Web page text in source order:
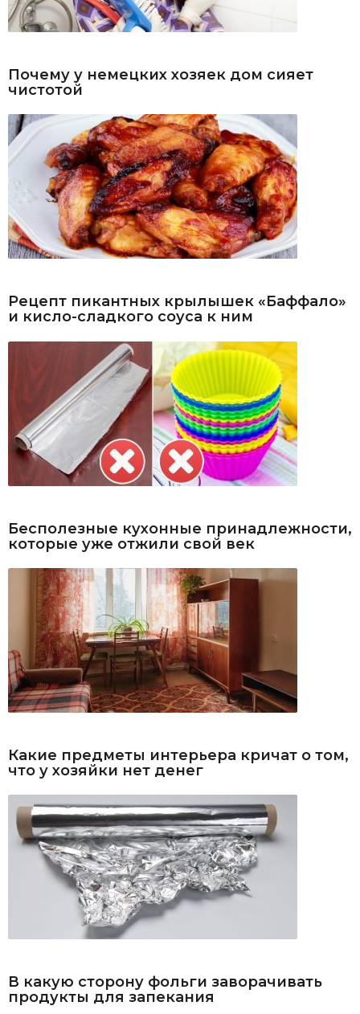
Почему у немецких хозяек дом сияет
чистотой
Рецепт пикантных крылышек «Баффало»
и кисло-сладкого соуса к ним
Бесполезные кухонные принадлежности,
которые уже отжили свой век
Какие предметы интерьера кричат о том,
что у хозяйки нет денег
В какую сторону фольги заворачивать
продукты для запекания